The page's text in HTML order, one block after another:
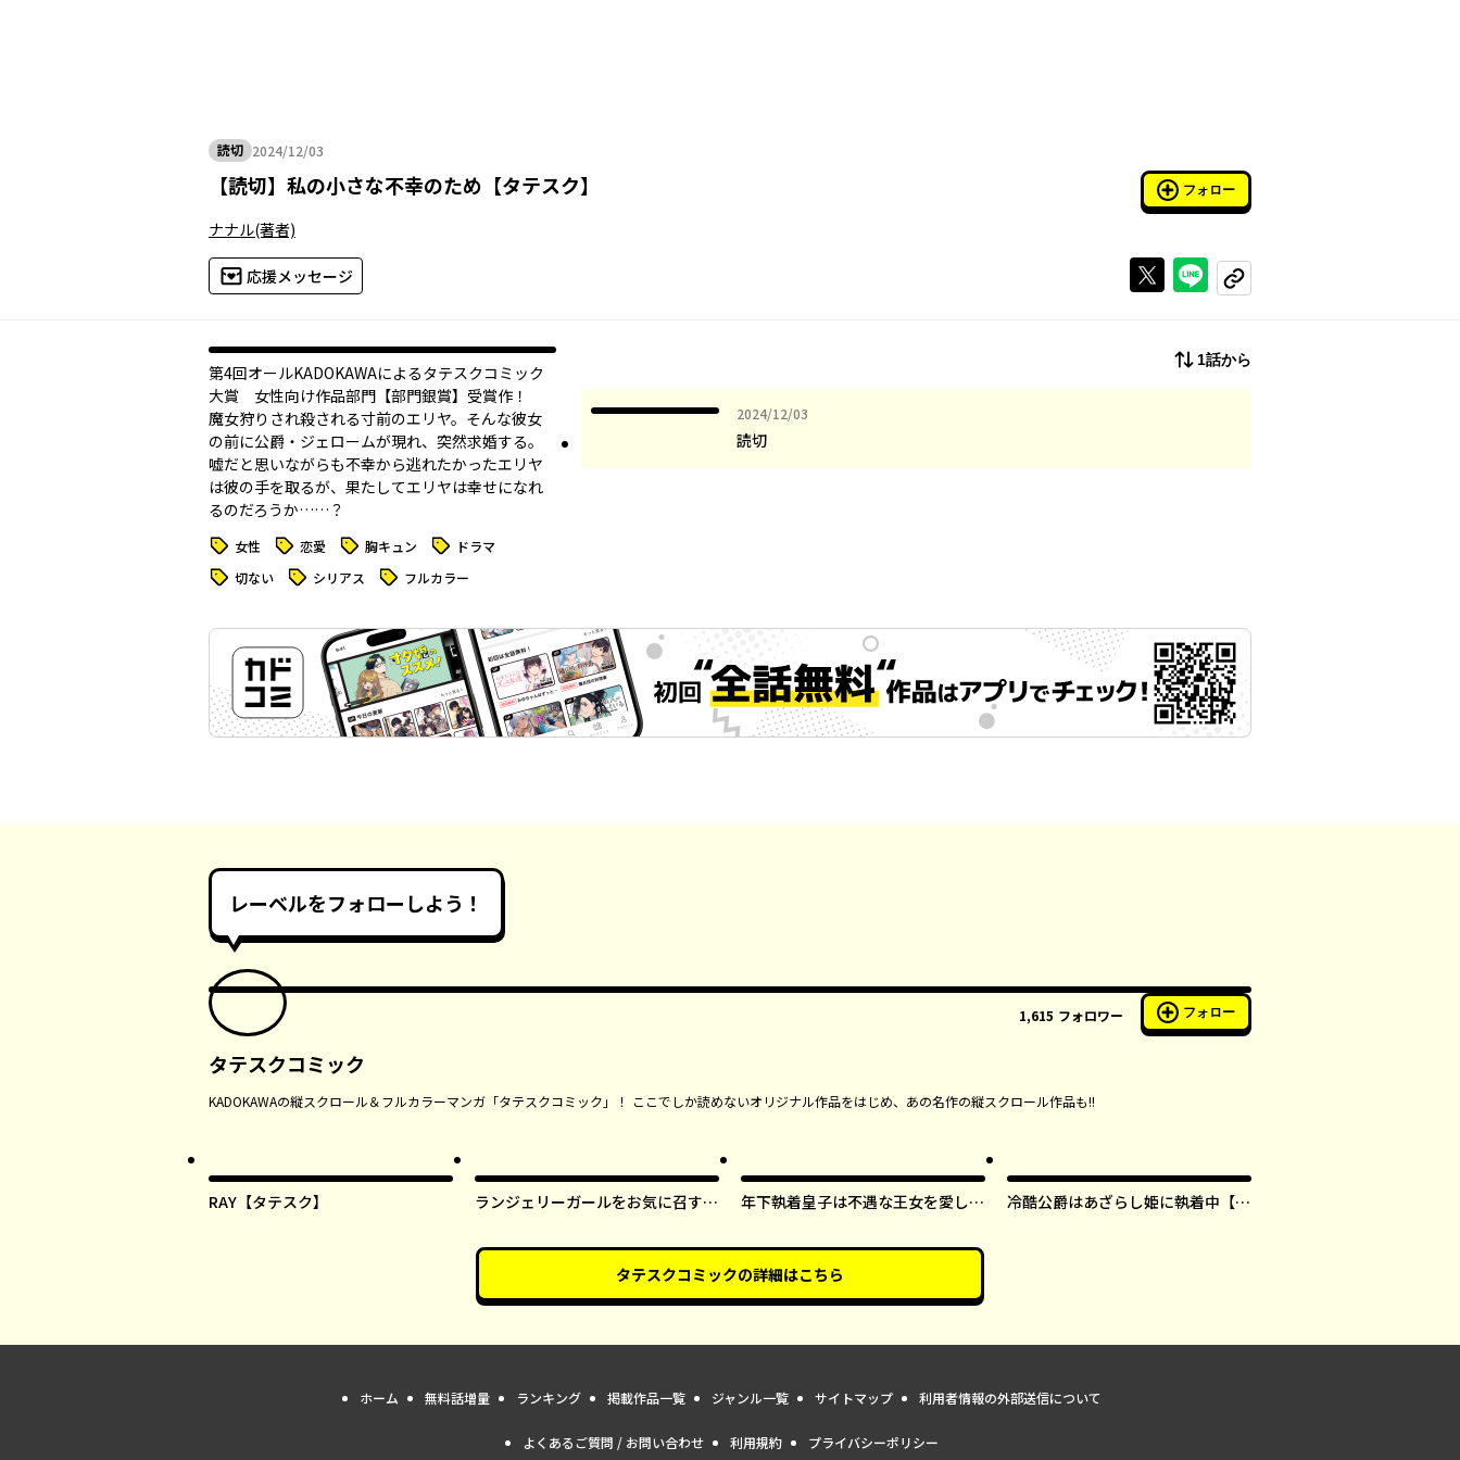
読切 2024/12/03
2024年12月03日
【読切】 私の小さな不幸のため【タテスク】 フォロー
ナナル(著者)
応援メッセージ Xで投稿するラインでシェアする
コピーする
第4回オールKADOKAWAによるタテスクコミック
大賞 女性向け作品部門【部門銀賞】受賞作！
魔女狩りされ殺される寸前のエリヤ。そんな彼女
の前に公爵・ジェロームが現れ、突然求婚する。
嘘だと思いながらも不幸から逃れたかったエリヤ
は彼の手を取るが、果たしてエリヤは幸せになれ
るのだろうか……？
タグ 女性 タグ 恋愛 タグ 胸キュン タグ ドラマ
タグ 切ない タグ シリアス タグ フルカラー
1話から
2024/12/03
2024年12月03日
読切
レーベルをフォローしよう！
1,615 フォロワー フォロー
タテスクコミック
KADOKAWAの縦スクロール＆フルカラーマンガ「タテスクコミック」！ ここでしか読めないオリジナル作品をはじめ、あの名作の縦スクロール作品も!!
RAY【タテスク】
ランジェリーガールをお気に召すま
年下執着皇子は不遇な王女を愛しす
冷酷公爵はあざらし姫に執着中【タ
タテスクコミックの詳細はこちら
ホーム 無料話増量 ランキング 掲載作品一覧 ジャンル一覧 サイトマップ 利用者情報の外部送信について
よくあるご質問 / お問い合わせ 利用規約 プライバシーポリシー